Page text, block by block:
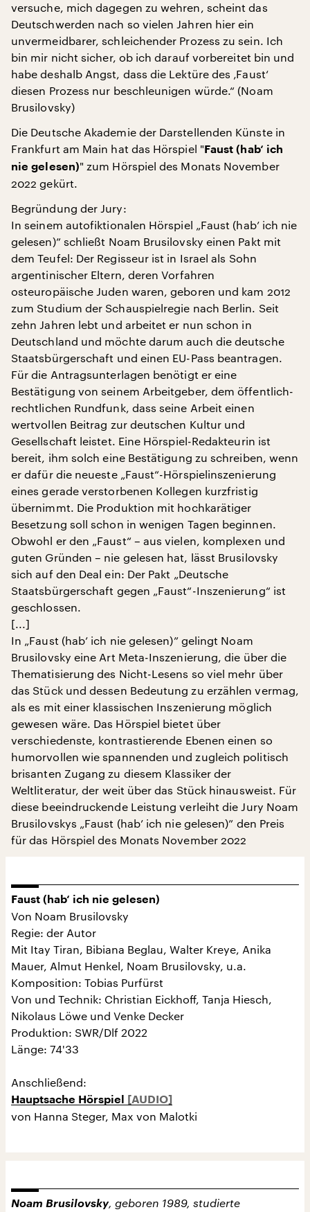
versuche, mich dagegen zu wehren, scheint das
Deutschwerden nach so vielen Jahren hier ein
unvermeidbarer, schleichender Prozess zu sein. Ich
bin mir nicht sicher, ob ich darauf vorbereitet bin und
habe deshalb Angst, dass die Lektüre des ‚Faust‘
diesen Prozess nur beschleunigen würde.“ (Noam
Brusilovsky)
Die Deutsche Akademie der Darstellenden Künste in
Frankfurt am Main hat das Hörspiel " Faust (hab‘ ich
nie gelesen)" zum Hörspiel des Monats November
2022 gekürt.
Begründung der Jury:
In seinem autofiktionalen Hörspiel „Faust (hab’ ich nie
gelesen)” schließt Noam Brusilovsky einen Pakt mit
dem Teufel: Der Regisseur ist in Israel als Sohn
argentinischer Eltern, deren Vorfahren
osteuropäische Juden waren, geboren und kam 2012
zum Studium der Schauspielregie nach Berlin. Seit
zehn Jahren lebt und arbeitet er nun schon in
Deutschland und möchte darum auch die deutsche
Staatsbürgerschaft und einen EU-Pass beantragen.
Für die Antragsunterlagen benötigt er eine
Bestätigung von seinem Arbeitgeber, dem öffentlich-
rechtlichen Rundfunk, dass seine Arbeit einen
wertvollen Beitrag zur deutschen Kultur und
Gesellschaft leistet. Eine Hörspiel-Redakteurin ist
bereit, ihm solch eine Bestätigung zu schreiben, wenn
er dafür die neueste „Faust“-Hörspielinszenierung
eines gerade verstorbenen Kollegen kurzfristig
übernimmt. Die Produktion mit hochkarätiger
Besetzung soll schon in wenigen Tagen beginnen.
Obwohl er den „Faust“ – aus vielen, komplexen und
guten Gründen – nie gelesen hat, lässt Brusilovsky
sich auf den Deal ein: Der Pakt „Deutsche
Staatsbürgerschaft gegen „Faust“-Inszenierung“ ist
geschlossen.
[...]
In „Faust (hab’ ich nie gelesen)” gelingt Noam
Brusilovsky eine Art Meta-Inszenierung, die über die
Thematisierung des Nicht-Lesens so viel mehr über
das Stück und dessen Bedeutung zu erzählen vermag,
als es mit einer klassischen Inszenierung möglich
gewesen wäre. Das Hörspiel bietet über
verschiedenste, kontrastierende Ebenen einen so
humorvollen wie spannenden und zugleich politisch
brisanten Zugang zu diesem Klassiker der
Weltliteratur, der weit über das Stück hinausweist. Für
diese beeindruckende Leistung verleiht die Jury Noam
Brusilovskys „Faust (hab’ ich nie gelesen)” den Preis
für das Hörspiel des Monats November 2022
Faust (hab‘ ich nie gelesen)
Von Noam Brusilovsky
Regie: der Autor
Mit Itay Tiran, Bibiana Beglau, Walter Kreye, Anika
Mauer, Almut Henkel, Noam Brusilovsky, u.a.
Komposition: Tobias Purfürst
Von und Technik: Christian Eickhoff, Tanja Hiesch,
Nikolaus Löwe und Venke Decker
Produktion: SWR/Dlf 2022
Länge: 74'33
Anschließend:
Hauptsache Hörspiel
von Hanna Steger, Max von Malotki
Noam Brusilovsky, geboren 1989, studierte